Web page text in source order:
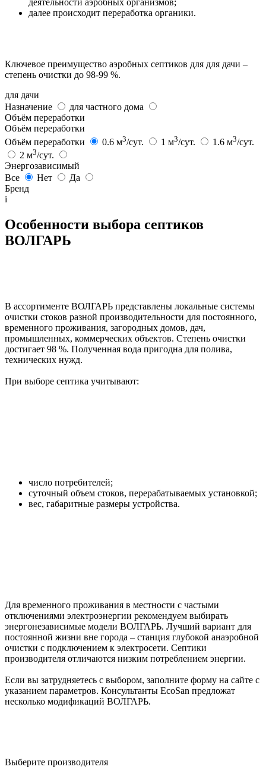
деятельности аэробных организмов;
далее происходит переработка органики.
Ключевое преимущество аэробных септиков для для дачи –
степень очистки до 98-99 %.
для дачи
Назначение
для частного дома
Объём переработки
Объём переработки
Объём переработки
0.6 м3/сут. 1 м3/сут. 1.6 м3/сут.
2 м3/сут.
Энергозависимый
Все
Нет
Да
Бренд
i
Особенности выбора септиков
ВОЛГАРЬ
В ассортименте ВОЛГАРЬ представлены локальные системы
очистки стоков разной производительности для постоянного,
временного проживания, загородных домов, дач,
промышленных, коммерческих объектов. Степень очистки
достигает 98 %. Полученная вода пригодна для полива,
технических нужд.
При выборе септика учитывают:
число потребителей;
суточный объем стоков, перерабатываемых установкой;
вес, габаритные размеры устройства.
Для временного проживания в местности с частыми
отключениями электроэнергии рекомендуем выбирать
энергонезависимые модели ВОЛГАРЬ. Лучший вариант для
постоянной жизни вне города – станция глубокой анаэробной
очистки с подключением к электросети. Септики
производителя отличаются низким потреблением энергии.
Если вы затрудняетесь с выбором, заполните форму на сайте с
указанием параметров. Консультанты EcoSan предложат
несколько модификаций ВОЛГАРЬ.
Выберите производителя